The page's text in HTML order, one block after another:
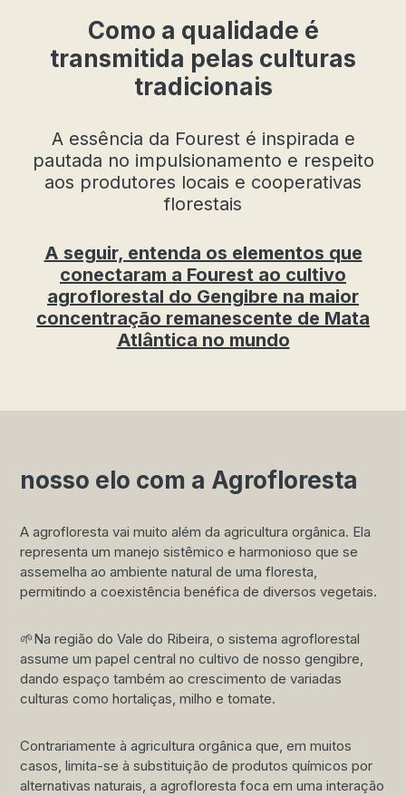
Como a qualidade é
transmitida pelas culturas
tradicionais
A essência da Fourest é inspirada e
pautada no impulsionamento e respeito
aos produtores locais e cooperativas
florestais
A seguir, entenda os elementos que
conectaram a Fourest ao cultivo
agroflorestal do Gengibre na maior
concentração remanescente de Mata
Atlântica no mundo
nosso elo com a Agrofloresta
A agrofloresta vai muito além da agricultura orgânica. Ela
representa um manejo sistêmico e harmonioso que se
assemelha ao ambiente natural de uma floresta,
permitindo a coexistência benéfica de diversos vegetais.
🌱Na região do Vale do Ribeira, o sistema agroflorestal
assume um papel central no cultivo de nosso gengibre,
dando espaço também ao crescimento de variadas
culturas como hortaliças, milho e tomate.
Contrariamente à agricultura orgânica que, em muitos
casos, limita-se à substituição de produtos químicos por
alternativas naturais, a agrofloresta foca em uma interação